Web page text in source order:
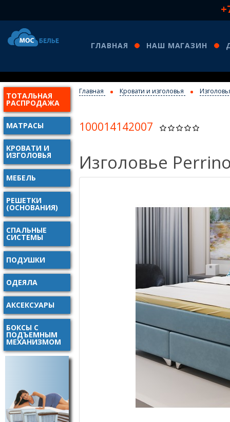
ТОТАЛЬНАЯ
РАСПРОДАЖА
МАТРАСЫ
КРОВАТИ И
ИЗГОЛОВЬЯ
МЕБЕЛЬ
РЕШЕТКИ
(ОСНОВАНИЯ)
СПАЛЬНЫЕ
СИСТЕМЫ
ПОДУШКИ
ОДЕЯЛА
АКСЕКСУАРЫ
БОКСЫ С
ПОДЪЕМНЫМ
МЕХАНИЗМОМ
ГЛАВНАЯ НАШ МАГАЗИН
Главная Кровати и изголовья
100014142007
Изголовье